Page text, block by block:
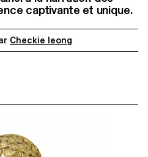
captivante et unique.
Checkie Ieong